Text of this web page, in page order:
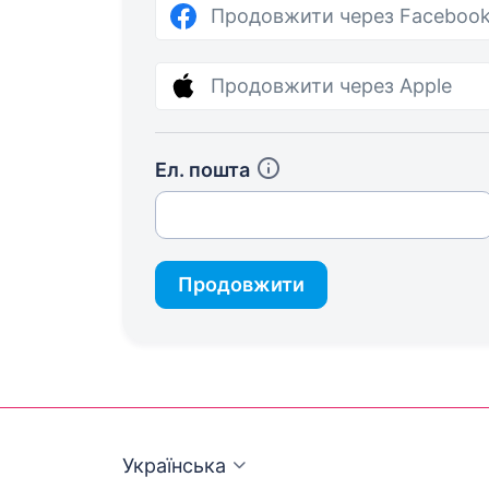
Продовжити через
Продовжити через Apple
Ел. пошта
Продовжити
Українська